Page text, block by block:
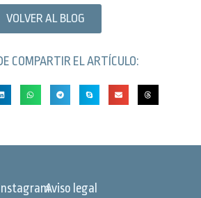
VOLVER AL BLOG
COMPARTIR EL ARTÍCULO:
Aviso legal